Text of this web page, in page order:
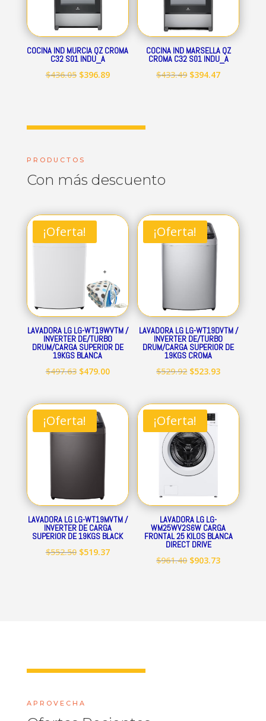
COCINA IND MURCIA QZ CROMA
C32 S01 INDU_A
$436.05 El
$396.89El
COCINA IND MARSELLA QZ
CROMA C32 S01 INDU_A
$433.49 El
$394.47El
PRODUCTOS
Con más descuento
¡Oferta!
LAVADORA LG LG-WT19WVTM /
INVERTER DE/TURBO
DRUM/CARGA SUPERIOR DE
19KGS BLANCA
$497.63 El
original
era:
$497.63.
$479.00El
actual
¡Oferta!
LAVADORA LG LG-WT19DVTM /
INVERTER DE/TURBO
DRUM/CARGA SUPERIOR DE
19KGS CROMA
$529.92 El
original
era:
$529.92.
$523.93El
actual
¡Oferta!
LAVADORA LG LG-WT19MVTM /
INVERTER DE CARGA
SUPERIOR DE 19KGS BLACK
$552.50 El
$519.37El
¡Oferta!
LAVADORA LG LG-
WM25WV2S6W CARGA
FRONTAL 25 KILOS BLANCA
DIRECT DRIVE
$961.40 El
$903.73El
APROVECHA